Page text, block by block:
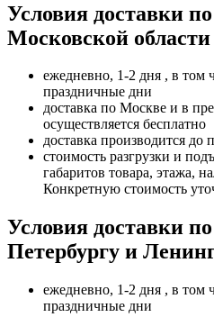
Условия доставки
Московской области
ежедневно, 1-2 дня , в том
праздничные дни
доставка по Москве и в
осуществляется бесплатно
доставка производится до
стоимость разгрузки и
габаритов товара, этажа,
Конкретную стоимость
Условия доставки
Петербургу и
ежедневно, 1-2 дня , в том
праздничные дни